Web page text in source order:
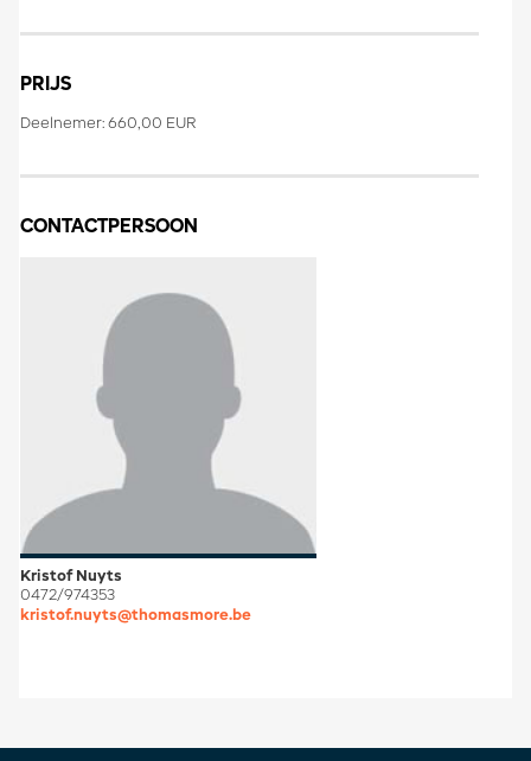
PRIJS
Deelnemer: 660,00 EUR
CONTACTPERSOON
Kristof Nuyts
0472/974353
kristof.nuyts@thomasmore.be